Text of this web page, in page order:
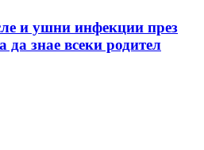
и ушни инфекции през
да знае всеки родител